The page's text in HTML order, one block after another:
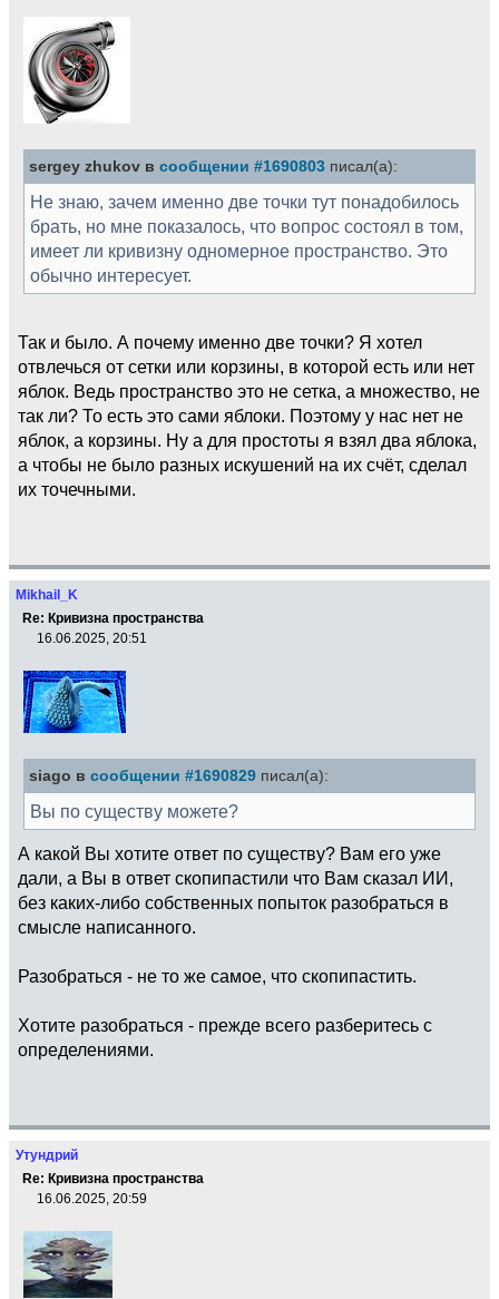
sergey zhukov в сообщении #1690803 писал(а):
Не знаю, зачем именно две точки тут понадобилось
брать, но мне показалось, что вопрос состоял в том,
имеет ли кривизну одномерное пространство. Это
обычно интересует.
Так и было. А почему именно две точки? Я хотел
отвлечься от сетки или корзины, в которой есть или нет
яблок. Ведь пространство это не сетка, а множество, не
так ли? То есть это сами яблоки. Поэтому у нас нет не
яблок, а корзины. Ну а для простоты я взял два яблока,
а чтобы не было разных искушений на их счёт, сделал
их точечными.
Mikhail_K
Re: Кривизна пространства
16.06.2025, 20:51
siago в сообщении #1690829 писал(а):
Вы по существу можете?
А какой Вы хотите ответ по существу? Вам его уже
дали, а Вы в ответ скопипастили что Вам сказал ИИ,
без каких-либо собственных попыток разобраться в
смысле написанного.
Разобраться - не то же самое, что скопипастить.
Хотите разобраться - прежде всего разберитесь с
определениями.
Утундрий
Re: Кривизна пространства
16.06.2025, 20:59